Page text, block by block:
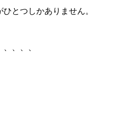
とつしかありません。
、、、